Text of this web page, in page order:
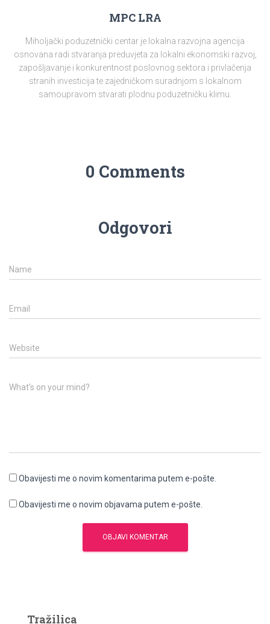
MPC LRA
Miholjački poduzetnički centar je lokalna razvojna agencija
osnovana radi stvaranja preduvjeta za lokalni ekonomski razvoj,
zapošljavanje i konkurentnost poslovnog sektora i privlačenja
stranih investicija te zajedničkom suradnjom s lokalnom
samoupravom stvarati plodnu poduzetničku klimu.
0 Comments
Odgovori
Name
Email
Website
What's on your mind?
Obavijesti me o novim komentarima putem e-pošte.
Obavijesti me o novim objavama putem e-pošte.
Tražilica